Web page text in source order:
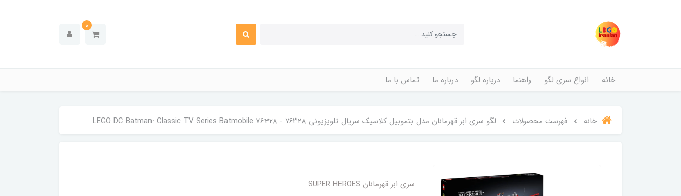
0
خانه انواع سری لگو راهنما درباره لگو درباره ما تماس با ما
خانه فهرست محصولات لگو سری ابر قهرمانان مدل بتموبیل کلاسیک سریال تلویزیونی ۷۶۳۲۸ - LEGO DC Batman: Classic TV Series Batmobile 76328
سری ابر قهرمانان SUPER HEROES